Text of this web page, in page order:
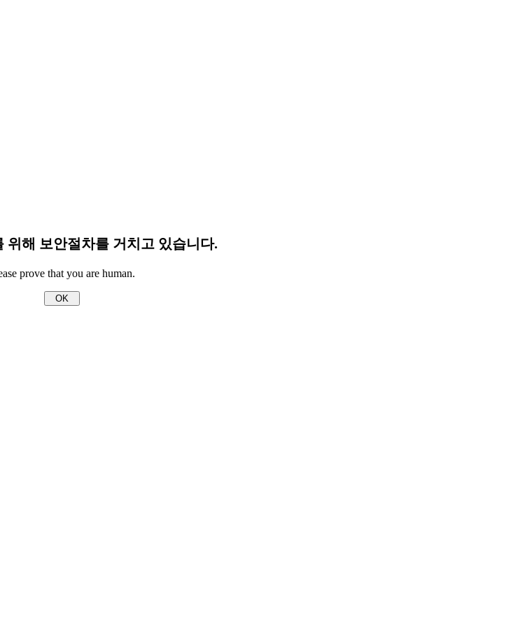
위해 보안절차를 거치고 있습니다.
prove that you are human.